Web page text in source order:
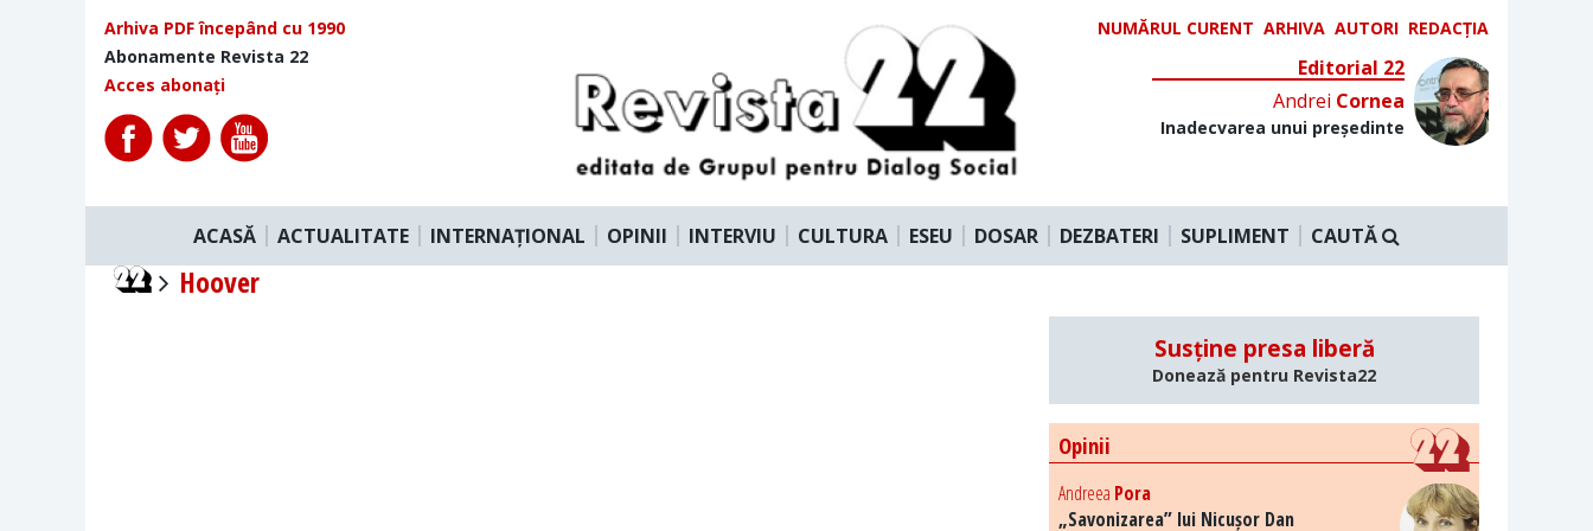
Arhiva PDF începând cu 1990
Abonamente Revista 22
Acces abonați
NUMĂRUL CURENT ARHIVA AUTORI REDACȚIA
Editorial 22
Andrei Cornea
Inadecvarea unui președinte
ACASĂ ACTUALITATE INTERNAȚIONAL OPINII INTERVIU CULTURA ESEU DOSAR DEZBATERI SUPLIMENT CAUTĂ
Hoover
Susține presa liberă
Donează pentru Revista22
Opinii
Andreea Pora
„Savonizarea” lui Nicușor Dan